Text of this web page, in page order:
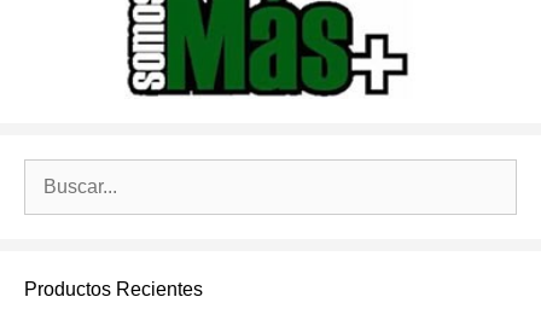
Productos Recientes